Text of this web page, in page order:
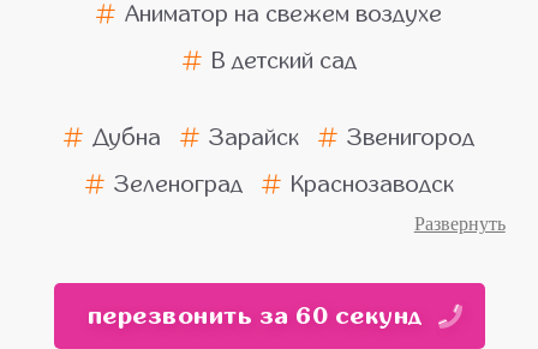
Аниматор на свежем воздухе
В детский сад
Дубна Зарайск
Звенигород
Зеленоград
Краснозаводск
Подольск
Балашиха
Химки
Люберцы
Красногорск
Мытищи
Бронницы
перезвонить за 60 секунд